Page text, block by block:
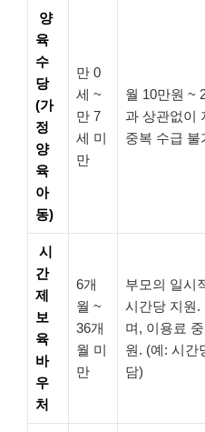
양
육
수
당
(가
정
양
육
아
동)
만 0
세 ~
만 7
세 미
만
월 10만원 ~
과 상관없이
중복 수급 불
시
간
제
보
육
바
우
처
6개
월 ~
36개
월 미
만
부모의 일시
시간당 지원.
며, 이용료
원. (예: 시간
담)